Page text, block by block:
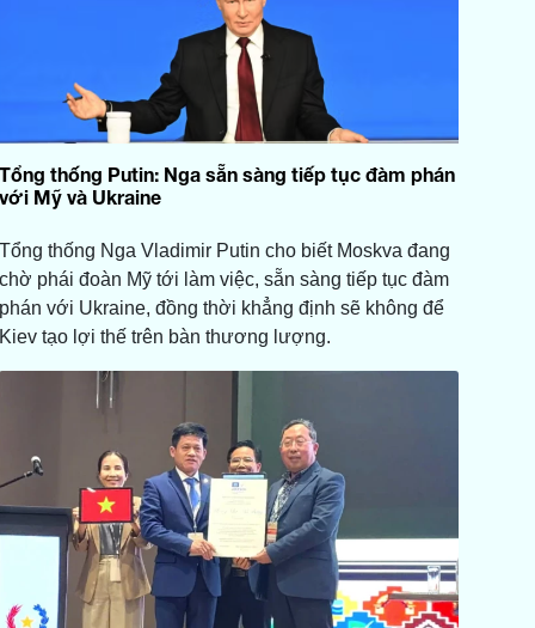
Tổng thống Putin: Nga sẵn sàng tiếp tục đàm phán
với Mỹ và Ukraine
Tổng thống Nga Vladimir Putin cho biết Moskva đang
chờ phái đoàn Mỹ tới làm việc, sẵn sàng tiếp tục đàm
phán với Ukraine, đồng thời khẳng định sẽ không để
Kiev tạo lợi thế trên bàn thương lượng.